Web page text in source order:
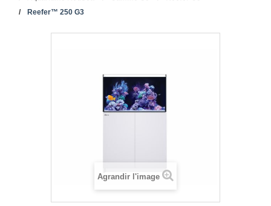
Reefer™ 250 G3
Agrandir l'image